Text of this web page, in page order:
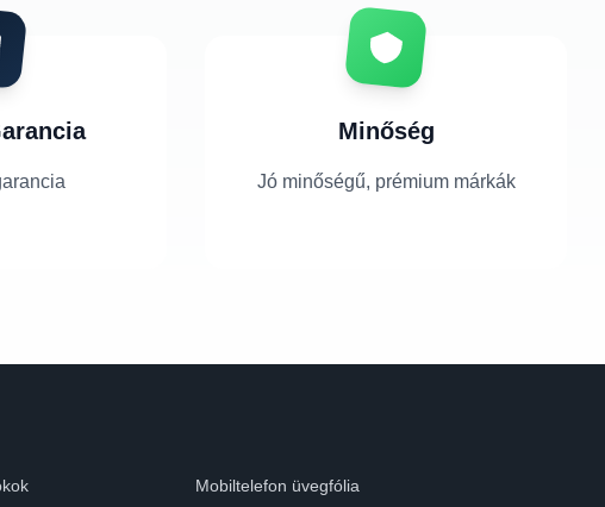
Minőség
Jó minőségű, prémium márkák
Mobiltelefon üvegfólia